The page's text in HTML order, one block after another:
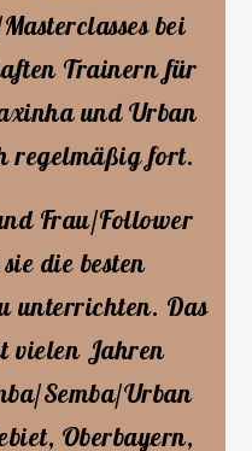
bei
Trainern für
und Urban
regelmäßig fort.
Frau/Follower
die besten
unterrichten. Das
vielen Jahren
Semba/Urban
Oberbayern,